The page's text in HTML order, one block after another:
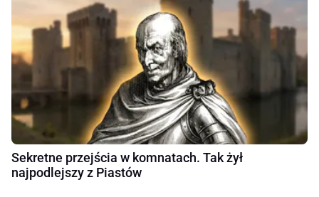
Sekretne przejścia w komnatach. Tak żył
najpodlejszy z Piastów